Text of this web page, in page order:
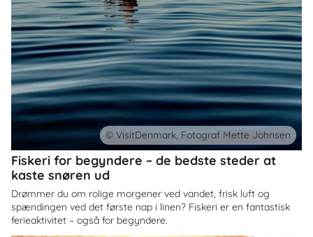
Fiskeri for begyndere – de bedste steder at
kaste snøren ud
Drømmer du om rolige morgener ved vandet, frisk luft og
spændingen ved det første nap i linen? Fiskeri er en fantastisk
ferieaktivitet – også for begyndere.
© VisitDenmark, Fotograf Mette Johnsen